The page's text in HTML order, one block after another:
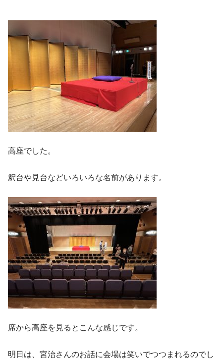
高座でした。
釈台や見台などいろいろな名前があります。
席から高座を見るとこんな感じです。
明日は、宮治さんのお話に会場は笑いでつつまれるのでし